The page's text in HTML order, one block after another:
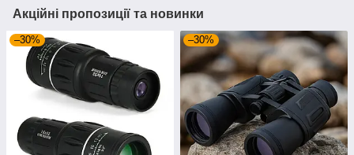
Акційні пропозиції та новинки
–30% –30%